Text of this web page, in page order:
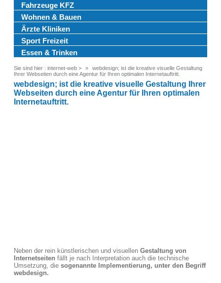
Fahrzeuge KFZ
Wohnen & Bauen
Ärzte Kliniken
Sport Freizeit
Essen & Trinken
Sie sind hier : internet-web >
webdesign; ist die kreative visuelle Gestaltung
Ihrer Webseiten durch eine Agentur für Ihren optimalen Internetauftritt.
webdesign; ist die kreative visuelle Gestaltung Ihrer
Webseiten durch eine Agentur für Ihren optimalen
Internetauftritt.
Neben der rein künstlerischen und visuellen Gestaltung von
Internetseiten fällt je nach Interpretation auch die technische
Umsetzung, die sogenannte Implementierung, unter den Begriff
webdesign.